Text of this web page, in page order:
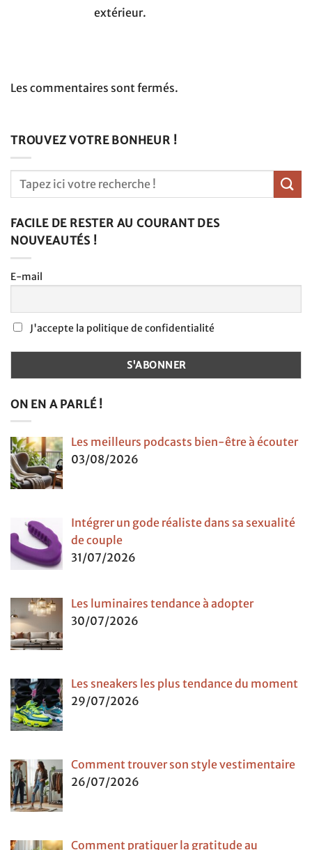
extérieur.
Les commentaires sont fermés.
TROUVEZ VOTRE BONHEUR !
FACILE DE RESTER AU COURANT DES
NOUVEAUTÉS !
E-mail
J'accepte la politique de confidentialité
ON EN A PARLÉ !
Les meilleurs podcasts bien-être à écouter
03/08/2026
Intégrer un gode réaliste dans sa sexualité
de couple
31/07/2026
Les luminaires tendance à adopter
30/07/2026
Les sneakers les plus tendance du moment
29/07/2026
Comment trouver son style vestimentaire
26/07/2026
Comment pratiquer la gratitude au